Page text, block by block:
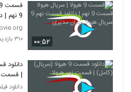
۰۰:۵۲
هیولا
۳۱۰ بازدید
| قسمت